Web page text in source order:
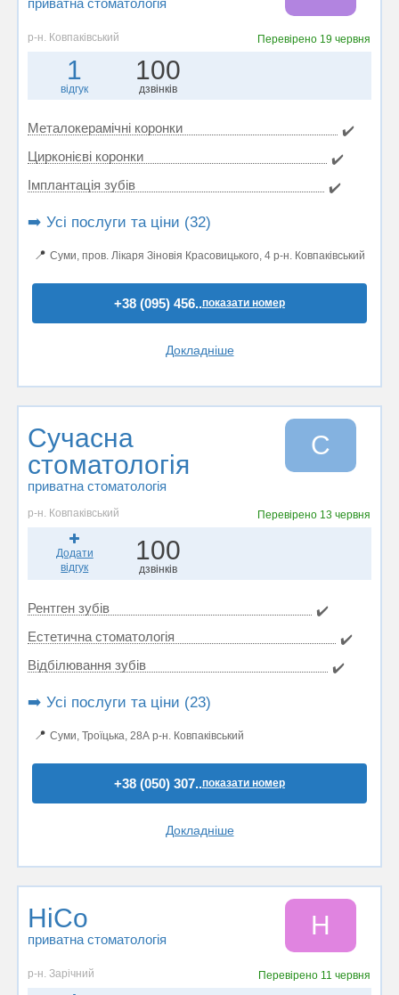
приватна стоматологія
р-н. Ковпаківський Перевірено 19 червня
1
відгук
100
дзвінків
Металокерамічні коронки
✔️
Цирконієві коронки
✔️
Імплантація зубів
✔️
➡️ Усі послуги та ціни (32)
📍 Суми, пров. Лікаря Зіновія Красовицького, 4 р-н. Ковпаківський
+38 (095) 456..показати номер
Докладніше
Сучасна
стоматологія
приватна стоматологія
С
р-н. Ковпаківський Перевірено 13 червня
Додати
відгук
100
дзвінків
Рентген зубів
✔️
Естетична стоматологія
✔️
Відбілювання зубів
✔️
➡️ Усі послуги та ціни (23)
📍 Суми, Троїцька, 28А р-н. Ковпаківський
+38 (050) 307..показати номер
Докладніше
НіСо
приватна стоматологія Н
р-н. Зарічний Перевірено 11 червня